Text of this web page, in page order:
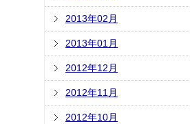
2013年02月
2013年01月
2012年12月
2012年11月
2012年10月